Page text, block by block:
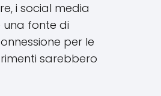
i social media
una fonte di
per le
sarebbero